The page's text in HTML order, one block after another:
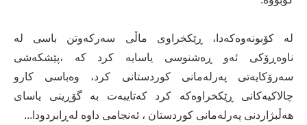
لە کۆبونەوەکەدا، ڕێکخراوی ماڵی سەرکەوتن باسی لە
ناوەڕۆکی ئەو ڕەشنوسی یاسایە کرد کە ،پێشکەشی
سەرۆکایەتی پەرلەمانی کوردستانی کرد، وەباسی کارو
چالاکیەکانی ڕێکخراوەكە کرد کەتایبەت بە گۆڕینی یاسای
هەڵبژاردنی پەرلەمانی کوردستان ، ئەنجامی داوە لەڕابردودا...